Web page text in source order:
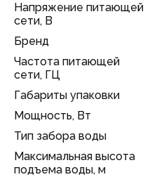
Напряжение питающей
сети, В
Бренд
Частота питающей
сети, ГЦ
Габариты упаковки
Мощность, Вт
Тип забора воды
Максимальная высота
подъема воды, м